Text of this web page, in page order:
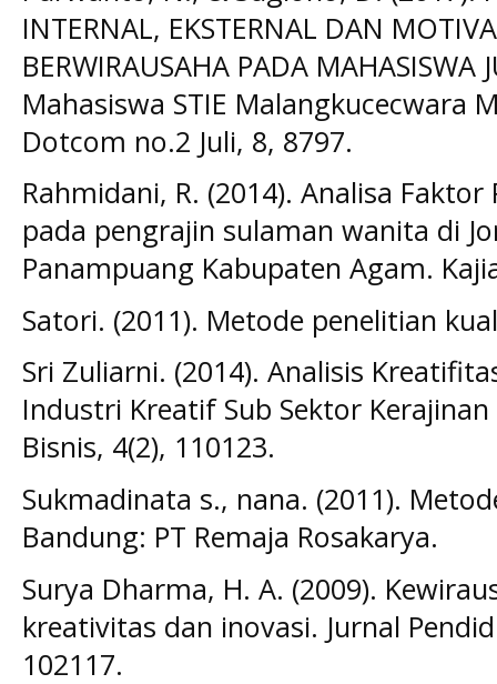
INTERNAL, EKSTERNAL DAN
BERWIRAUSAHA PADA
Mahasiswa STIE Malangkucecwara
Dotcom no.2 Juli, 8, 8797.
Rahmidani, R. (2014). Analisa
pada pengrajin sulaman wanita di
Panampuang Kabupaten Agam.
Satori. (2011). Metode penelitian
Sri Zuliarni. (2014). Analisis
Industri Kreatif Sub Sektor
Bisnis, 4(2), 110123.
Sukmadinata s., nana. (2011).
Bandung: PT Remaja Rosakarya.
Surya Dharma, H. A. (2009).
kreativitas dan inovasi. Jurnal
102117.